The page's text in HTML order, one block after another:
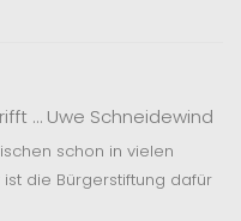
… Uwe Schneidewind
schon in vielen
die Bürgerstiftung dafür